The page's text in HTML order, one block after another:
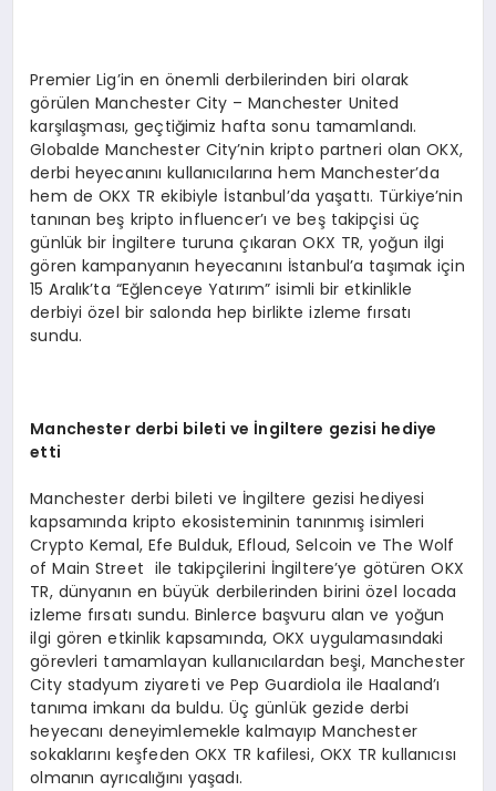
Premier Lig’in en önemli derbilerinden biri olarak
görülen Manchester City – Manchester United
karşılaşması, geçtiğimiz hafta sonu tamamlandı.
Globalde Manchester City’nin kripto partneri olan OKX,
derbi heyecanını kullanıcılarına hem Manchester’da
hem de OKX TR ekibiyle İstanbul’da yaşattı. Türkiye’nin
tanınan beş kripto influencer’ı ve beş takipçisi üç
günlük bir İngiltere turuna çıkaran OKX TR, yoğun ilgi
gören kampanyanın heyecanını İstanbul’a taşımak için
15 Aralık’ta “Eğlenceye Yatırım” isimli bir etkinlikle
derbiyi özel bir salonda hep birlikte izleme fırsatı
sundu.
Manchester derbi bileti ve İngiltere gezisi hediye
etti
Manchester derbi bileti ve İngiltere gezisi hediyesi
kapsamında kripto ekosisteminin tanınmış isimleri
Crypto Kemal, Efe Bulduk, Efloud, Selcoin ve The Wolf
of Main Street ile takipçilerini İngiltere’ye götüren OKX
TR, dünyanın en büyük derbilerinden birini özel locada
izleme fırsatı sundu. Binlerce başvuru alan ve yoğun
ilgi gören etkinlik kapsamında, OKX uygulamasındaki
görevleri tamamlayan kullanıcılardan beşi, Manchester
City stadyum ziyareti ve Pep Guardiola ile Haaland’ı
tanıma imkanı da buldu. Üç günlük gezide derbi
heyecanı deneyimlemekle kalmayıp Manchester
sokaklarını keşfeden OKX TR kafilesi, OKX TR kullanıcısı
olmanın ayrıcalığını yaşadı.